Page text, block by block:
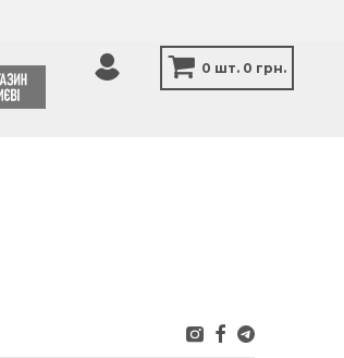
0 шт. 0 грн.